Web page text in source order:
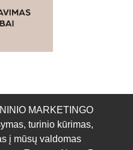
MARKETINGO
turinio kūrimas,
į mūsų valdomas